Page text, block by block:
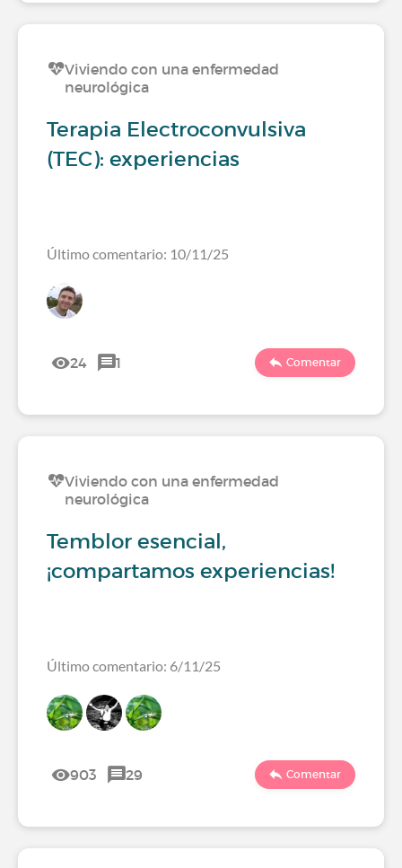
Viviendo con una enfermedad
neurológica
Terapia Electroconvulsiva
(TEC): experiencias
Último comentario: 10/11/25
24 1 Comentar
Viviendo con una enfermedad
neurológica
Temblor esencial,
¡compartamos experiencias!
Último comentario: 6/11/25
903 29 Comentar